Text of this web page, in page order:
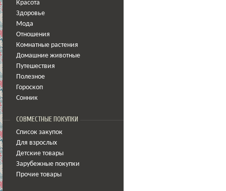
Красота
Здоровье
Мода
Отношения
Комнатные растения
Домашние животные
Путешествия
Полезное
Гороскоп
Сонник
СОВМЕСТНЫЕ ПОКУПКИ
Список закупок
Для взрослых
Детские товары
Зарубежные покупки
Прочие товары